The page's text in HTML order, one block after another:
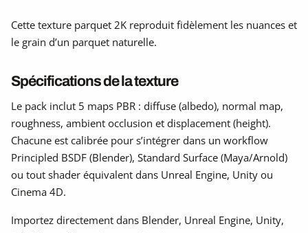
Cette texture parquet 2K reproduit fidèlement les nuances et
le grain d’un parquet naturelle.
Spécifications de la texture
Le pack inclut 5 maps PBR : diffuse (albedo), normal map,
roughness, ambient occlusion et displacement (height).
Chacune est calibrée pour s’intégrer dans un workflow
Principled BSDF (Blender), Standard Surface (Maya/Arnold)
ou tout shader équivalent dans Unreal Engine, Unity ou
Cinema 4D.
Importez directement dans Blender, Unreal Engine, Unity,